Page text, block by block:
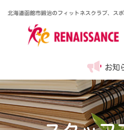
北海道函館市鍛治のフィットネスクラブ、ス
お知